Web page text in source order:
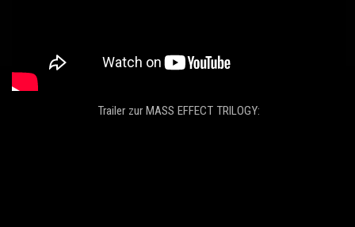
Trailer zur MASS EFFECT TRILOGY: